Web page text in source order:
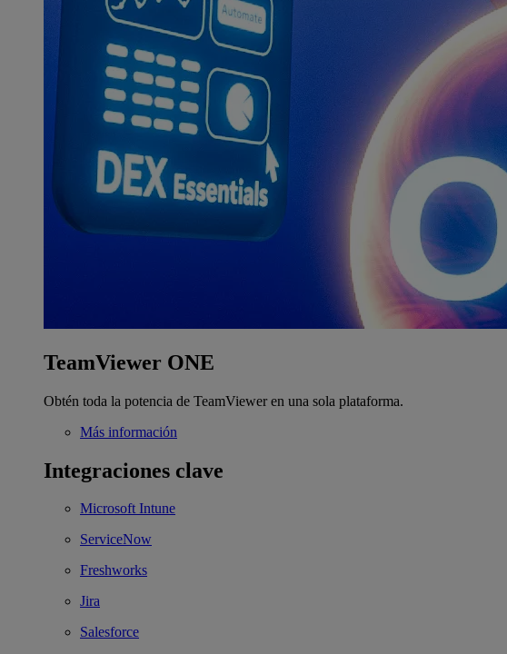
TeamViewer ONE
Obtén toda la potencia de TeamViewer en una sola plataforma.
Más información
Integraciones clave
Microsoft Intune
ServiceNow
Freshworks
Jira
Salesforce